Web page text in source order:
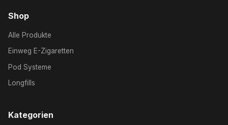
Shop
Alle Produkte
Einweg E-Zigaretten
Pod Systeme
Longfills
Kategorien